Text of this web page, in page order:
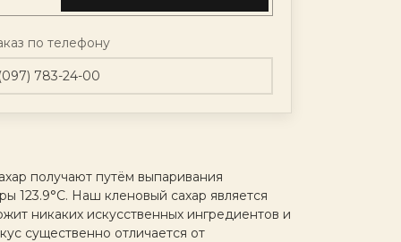
по телефону
783-24-00
получают путём выпаривания
123.9°C. Наш кленовый сахар является
никаких искусственных ингредиентов и
существенно отличается от